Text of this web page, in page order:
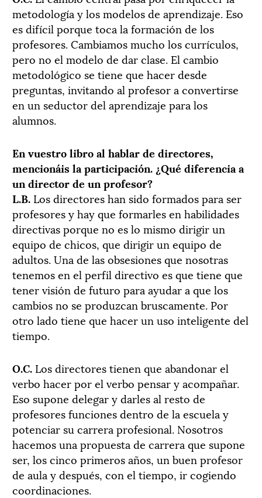
metodología y los modelos de aprendizaje. Eso
es difícil porque toca la formación de los
profesores. Cambiamos mucho los currículos,
pero no el modelo de dar clase. El cambio
metodológico se tiene que hacer desde
preguntas, invitando al profesor a convertirse
en un seductor del aprendizaje para los
alumnos.
En vuestro libro al hablar de directores,
mencionáis la participación. ¿Qué diferencia a
un director de un profesor?
L.B. Los directores han sido formados para ser
profesores y hay que formarles en habilidades
directivas porque no es lo mismo dirigir un
equipo de chicos, que dirigir un equipo de
adultos. Una de las obsesiones que nosotras
tenemos en el perfil directivo es que tiene que
tener visión de futuro para ayudar a que los
cambios no se produzcan bruscamente. Por
otro lado tiene que hacer un uso inteligente del
tiempo.
O.C. Los directores tienen que abandonar el
verbo hacer por el verbo pensar y acompañar.
Eso supone delegar y darles al resto de
profesores funciones dentro de la escuela y
potenciar su carrera profesional. Nosotros
hacemos una propuesta de carrera que supone
ser, los cinco primeros años, un buen profesor
de aula y después, con el tiempo, ir cogiendo
coordinaciones.